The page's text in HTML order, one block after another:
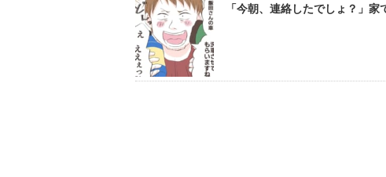
「今朝、連絡したでしょ？」